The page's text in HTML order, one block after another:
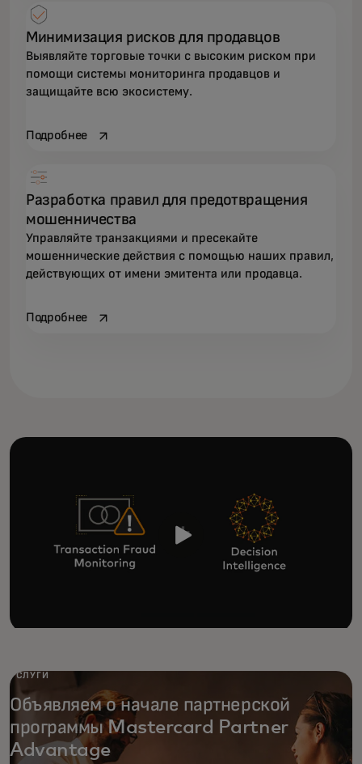
Минимизация рисков для продавцов
Выявляйте торговые точки с высоким риском при
помощи системы мониторинга продавцов и
защищайте всю экосистему.
Подробнееopens in a new tab
Разработка правил для предотвращения
мошенничества
Управляйте транзакциями и пресекайте
мошеннические действия с помощью наших правил,
действующих от имени эмитента или продавца.
Подробнееopens in a new tab
УСЛУГИ
Объявляем о начале партнерской
программы Mastercard Partner
Advantage